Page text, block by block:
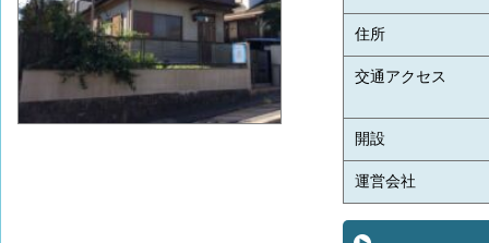
住所
交通アクセス
開設
運営会社